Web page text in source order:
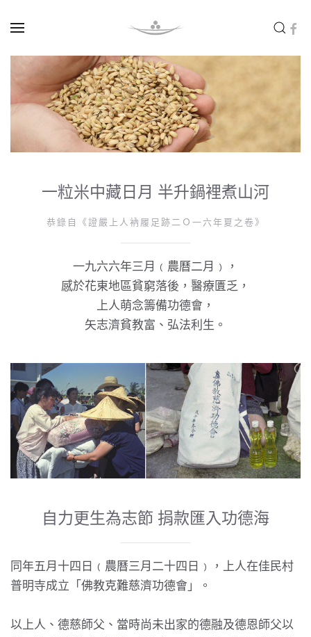
一粒米中藏日月 半升鍋裡煮山河
恭錄自《證嚴上人衲履足跡二Ｏ一六年夏之卷》
一九六六年三月﹙農曆二月﹚，
感於花東地區貧窮落後，醫療匱乏，
上人萌念籌備功德會，
矢志濟貧教富、弘法利生。
自力更生為志節 捐款匯入功德海
同年五月十四日﹙農曆三月二十四日﹚，上人在佳民村
普明寺成立「 佛教克難慈濟功德會 」。
以上人、德慈師父、當時尚未出家的德融及德恩師父以